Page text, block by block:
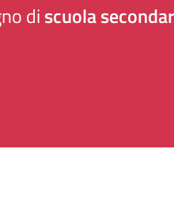
discuola